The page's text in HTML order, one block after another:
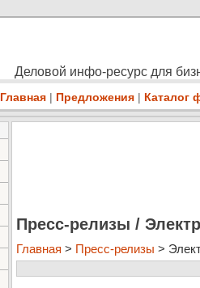
Деловой инфо-ресурс для
Главная | Предложения | Каталог
Пресс-релизы /
Главная > Пресс-релизы >